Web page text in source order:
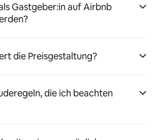
Gastgeber:in auf Airbnb
die Preisgestaltung?
die ich beachten